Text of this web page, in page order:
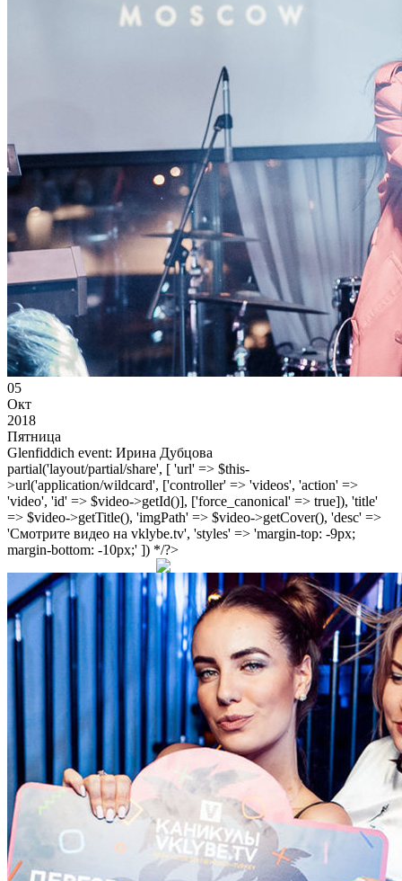
05
Окт
2018
Пятница
Glenfiddich event: Ирина Дубцова
partial('layout/partial/share', [ 'url' => $this-
>url('application/wildcard', ['controller' => 'videos', 'action' =>
'video', 'id' => $video->getId()], ['force_canonical' => true]), 'title'
=> $video->getTitle(), 'imgPath' => $video->getCover(), 'desc' =>
'Смотрите видео на vklybe.tv', 'styles' => 'margin-top: -9px;
margin-bottom: -10px;' ]) */?>